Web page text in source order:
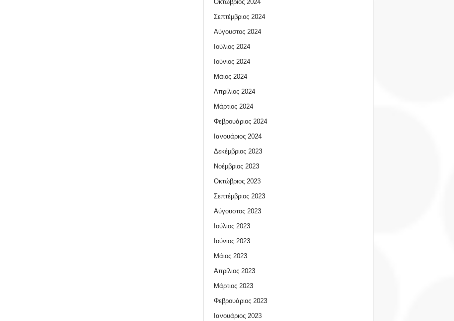
Οκτώβριος 2024
Σεπτέμβριος 2024
Αύγουστος 2024
Ιούλιος 2024
Ιούνιος 2024
Μάιος 2024
Απρίλιος 2024
Μάρτιος 2024
Φεβρουάριος 2024
Ιανουάριος 2024
Δεκέμβριος 2023
Νοέμβριος 2023
Οκτώβριος 2023
Σεπτέμβριος 2023
Αύγουστος 2023
Ιούλιος 2023
Ιούνιος 2023
Μάιος 2023
Απρίλιος 2023
Μάρτιος 2023
Φεβρουάριος 2023
Ιανουάριος 2023